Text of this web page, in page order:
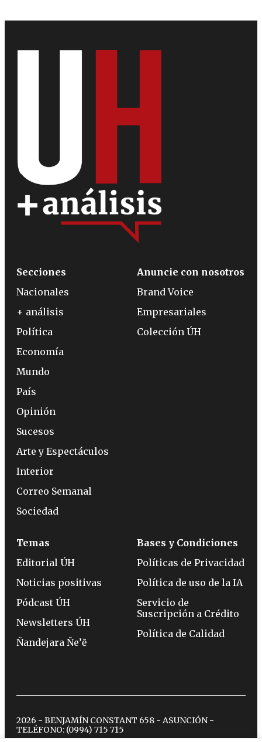
Secciones
Nacionales
+ análisis
Política
Economía
Mundo
País
Opinión
Sucesos
Arte y Espectáculos
Interior
Correo Semanal
Sociedad
Anuncie con nosotros
Brand Voice
Empresariales
Colección ÚH
Temas
Editorial ÚH
Noticias positivas
Pódcast ÚH
Newsletters ÚH
Ñandejara Ñe’ẽ
Bases y Condiciones
Políticas de Privacidad
Política de uso de la IA
Servicio de
Suscripción a Crédito
Política de Calidad
2026 - BENJAMÍN CONSTANT 658 - ASUNCIÓN -
TELÉFONO: (0994) 715 715